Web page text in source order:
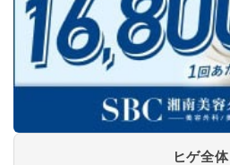
ヒゲ全体